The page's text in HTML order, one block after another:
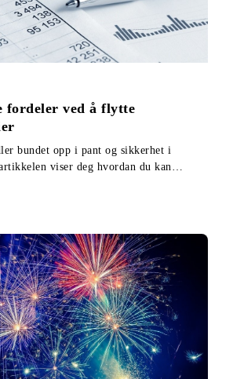
fordeler ved å flytte
bundet opp i pant og sikkerhet i
viser deg hvordan du kan